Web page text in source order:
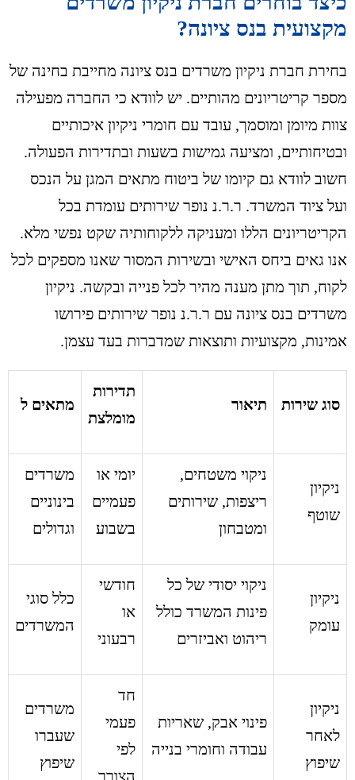
מקצועית בנס ציונה?
בחירת חברת ניקיון משרדים בנס ציונה מחייבת בחינה של
מספר קריטריונים מהותיים. יש לוודא כי החברה מפעילה
צוות מיומן ומוסמך, עובד עם חומרי ניקיון איכותיים
ובטיחותיים, ומציעה גמישות בשעות ובתדירות הפעולה.
חשוב לוודא גם קיומו של ביטוח מתאים המגן על הנכס
ועל ציוד המשרד. ר.ר.נ נופר שירותים עומדת בכל
הקריטריונים הללו ומעניקה ללקוחותיה שקט נפשי מלא.
אנו גאים ביחס האישי ובשירות המסור שאנו מספקים לכל
לקוח, תוך מתן מענה מהיר לכל פנייה ובקשה. ניקיון
משרדים בנס ציונה עם ר.ר.נ נופר שירותים פירושו
אמינות, מקצועיות ותוצאות שמדברות בעד עצמן.
סוג שירות תיאור
תדירות
מומלצת
מתאים ל
ניקיון
שוטף
ניקוי משטחים,
ריצפות, שירותים
ומטבחון
יומי או
פעמיים
בשבוע
משרדים
בינוניים
וגדולים
ניקיון
עומק
ניקוי יסודי של כל
פינות המשרד כולל
ריהוט ואביזרים
חודשי
או
רבעוני
כלל סוגי
המשרדים
ניקיון
לאחר
שיפוץ
פינוי אבק, שאריות
עבודה וחומרי בנייה
חד
פעמי
לפי
הצורך
משרדים
שעברו
שיפוץ